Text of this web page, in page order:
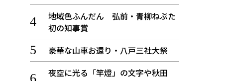
地域色ふんだん 弘前・青柳ねぷた
初の知事賞
豪華な山車お還り・八戸三社大祭
夜空に光る「竿燈」の文字や秋田